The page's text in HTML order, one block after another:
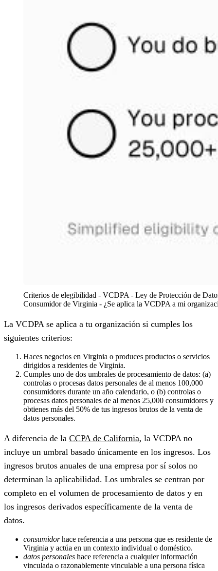
Criterios de elegibilidad - VCDPA - Ley de Protección de
Consumidor de Virginia - ¿Se aplica la VCDPA a mi
La VCDPA se aplica a tu organización si cumples los
siguientes criterios:
Haces negocios en Virginia o produces productos o servicios
dirigidos a residentes de Virginia.
Cumples uno de dos umbrales de procesamiento de datos: (a)
controlas o procesas datos personales de al menos 100,000
consumidores durante un año calendario, o (b) controlas o
procesas datos personales de al menos 25,000 consumidores y
obtienes más del 50% de tus ingresos brutos de la venta de
datos personales.
A diferencia de la CCPA de California, la VCDPA no
incluye un umbral basado únicamente en los ingresos. Los
ingresos brutos anuales de una empresa por sí solos no
determinan la aplicabilidad. Los umbrales se centran por
completo en el volumen de procesamiento de datos y en
los ingresos derivados específicamente de la venta de
datos.
consumidorhace referencia a una persona que es residente de
Virginia y actúa en un contexto individual o doméstico.
datos personales hace referencia a cualquier información
vinculada o razonablemente vinculable a una persona física